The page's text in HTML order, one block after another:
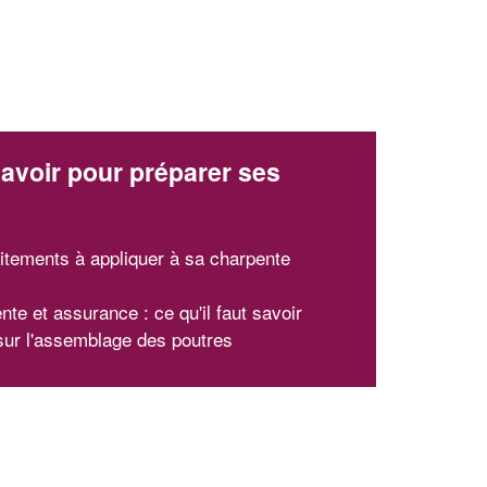
pour préparer ses
à appliquer à sa charpente
et assurance : ce qu'il faut savoir
l'assemblage des poutres